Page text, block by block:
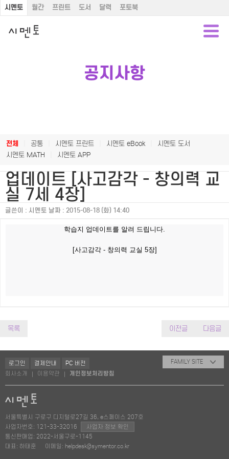
시멘토 월간 프린트 도서 달력 포토북
공지사항
전체 공통 시멘토 프린트 시멘토 eBook
시멘토 도서
시멘토 MATH
시멘토 APP
업데이트 [사고감각 - 창의력 교
실 7세 4장]
글쓴이 : 시멘토 날짜 : 2015-08-18 (화) 14:40
학습지 업데이트를 알려 드립니다.
[사고감각 - 창의력 교실 5장]
목록 이전글 다음글
로그인 결제안내
PC 버전
회사소개
이용약관 개인정보처리방침
FAMILY SITE
서울특별시 구로구 디지털로27길 36, e스페이스 207호
사업자번호: 121-33-32016
사업자 정보 확인
통신판매업: 2022-서울구로-1145
대표: 하태훈
이메일: helpdesk@symentor.co.kr